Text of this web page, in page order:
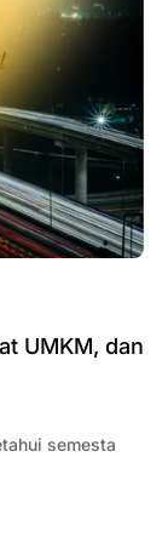
UMKM, dan
semesta